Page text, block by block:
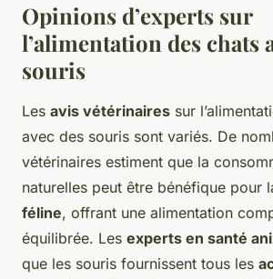
Opinions d’experts sur
l’alimentation des chats
souris
Les avis vétérinaires sur
avec des souris sont variés. De
vétérinaires estiment que la
naturelles peut être bénéfique pour
féline, offrant une alimentation
équilibrée. Les experts en santé
que les souris fournissent tous les